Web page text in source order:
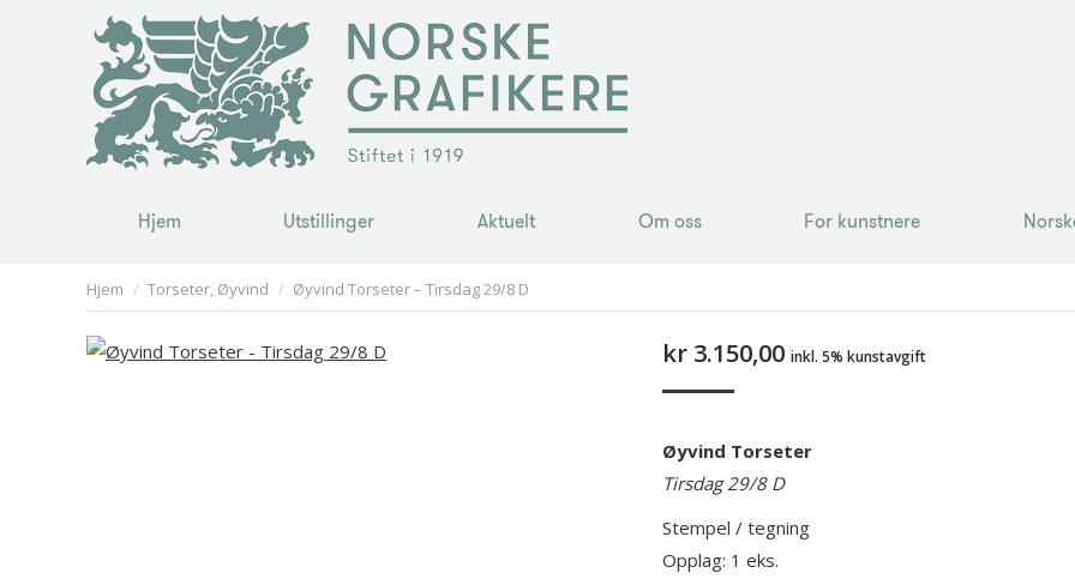
Hjem Utstillinger Aktuelt Om oss For kunstnere
You are here:
Hjem Torseter, Øyvind Øyvind Torseter – Tirsdag 29/8 D
kr3.150,00 inkl. 5% kunstavgift
Øyvind Torseter
Tirsdag 29/8 D
Stempel / tegning
Opplag: 1 eks.
Hjem Utstillinger Aktuelt